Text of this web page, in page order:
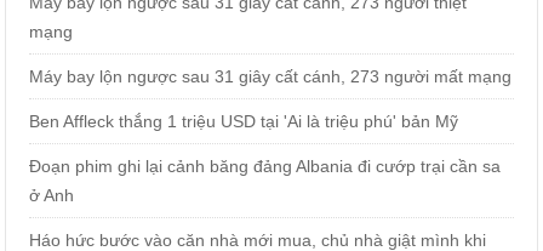
mạng
Máy bay lộn ngược sau 31 giây cất cánh, 273 người mất mạng
Ben Affleck thắng 1 triệu USD tại 'Ai là triệu phú' bản Mỹ
Đoạn phim ghi lại cảnh băng đảng Albania đi cướp trại cần sa
ở Anh
Háo hức bước vào căn nhà mới mua, chủ nhà giật mình khi